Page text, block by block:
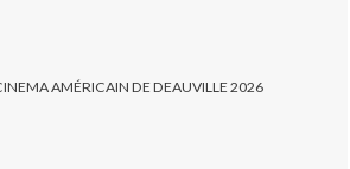
AMÉRICAIN DE DEAUVILLE 2026